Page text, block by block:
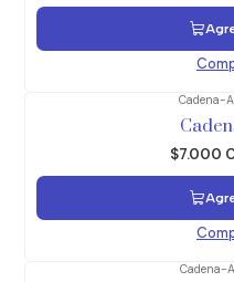
Cadena-
$7.000
Cadena-